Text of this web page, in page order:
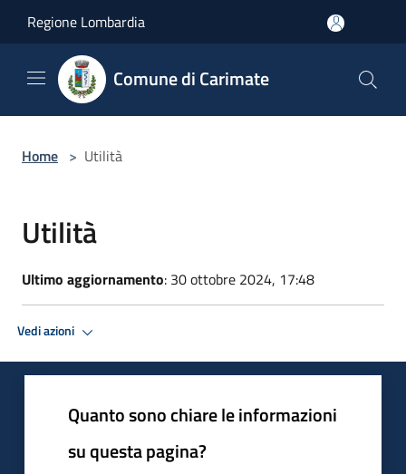
Regione Lombardia
Comune di Carimate
Home > Utilità
Utilità
Ultimo aggiornamento: 30 ottobre 2024, 17:48
Vedi azioni
Quanto sono chiare le informazioni
su questa pagina?